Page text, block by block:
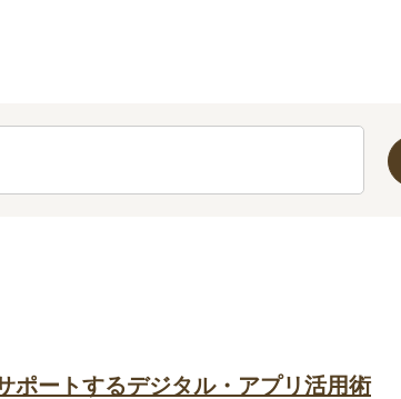
ポートするデジタル・アプリ活用術